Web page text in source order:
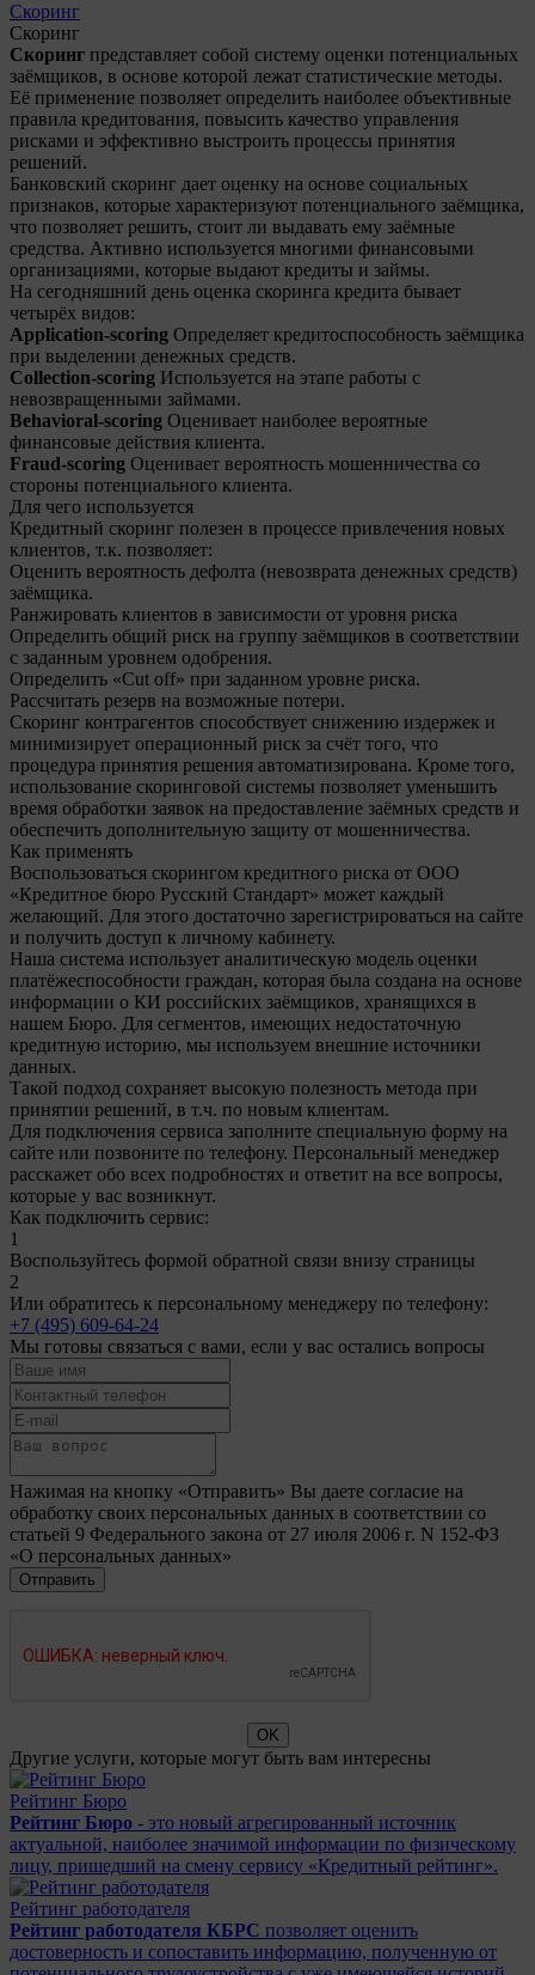
Скоринг
Скоринг
Скоринг представляет собой систему оценки потенциальных
заёмщиков, в основе которой лежат статистические методы.
Её применение позволяет определить наиболее объективные
правила кредитования, повысить качество управления
рисками и эффективно выстроить процессы принятия
решений.
Банковский скоринг дает оценку на основе социальных
признаков, которые характеризуют потенциального заёмщика,
что позволяет решить, стоит ли выдавать ему заёмные
средства. Активно используется многими финансовыми
организациями, которые выдают кредиты и займы.
На сегодняшний день оценка скоринга кредита бывает
четырёх видов:
Application-scoring Определяет кредитоспособность заёмщика
при выделении денежных средств.
Collection-scoring Используется на этапе работы с
невозвращенными займами.
Behavioral-scoring Оценивает наиболее вероятные
финансовые действия клиента.
Fraud-scoring Оценивает вероятность мошенничества со
стороны потенциального клиента.
Для чего используется
Кредитный скоринг полезен в процессе привлечения новых
клиентов, т.к. позволяет:
Оценить вероятность дефолта (невозврата денежных средств)
заёмщика.
Ранжировать клиентов в зависимости от уровня риска
Определить общий риск на группу заёмщиков в соответствии
с заданным уровнем одобрения.
Определить «Cut off» при заданном уровне риска.
Рассчитать резерв на возможные потери.
Скоринг контрагентов способствует снижению издержек и
минимизирует операционный риск за счёт того, что
процедура принятия решения автоматизирована. Кроме того,
использование скоринговой системы позволяет уменьшить
время обработки заявок на предоставление заёмных средств и
обеспечить дополнительную защиту от мошенничества.
Как применять
Воспользоваться скорингом кредитного риска от ООО
«Кредитное бюро Русский Стандарт» может каждый
желающий. Для этого достаточно зарегистрироваться на сайте
и получить доступ к личному кабинету.
Наша система использует аналитическую модель оценки
платёжеспособности граждан, которая была создана на основе
информации о КИ российских заёмщиков, хранящихся в
нашем Бюро. Для сегментов, имеющих недостаточную
кредитную историю, мы используем внешние источники
данных.
Такой подход сохраняет высокую полезность метода при
принятии решений, в т.ч. по новым клиентам.
Для подключения сервиса заполните специальную форму на
сайте или позвоните по телефону. Персональный менеджер
расскажет обо всех подробностях и ответит на все вопросы,
которые у вас возникнут.
Как подключить сервис:
1
Воспользуйтесь формой обратной связи внизу страницы
2
Или обратитесь к персональному менеджеру по телефону:
+7 (495) 609-64-24
Мы готовы связаться с вами, если у вас остались вопросы
Нажимая на кнопку «Отправить» Вы даете согласие на
обработку своих персональных данных в соответствии со
статьей 9 Федерального закона от 27 июля 2006 г. N 152-ФЗ
«О персональных данных»
Другие услуги, которые могут быть вам интересны
Рейтинг Бюро
Рейтинг Бюро - это новый агрегированный источник
актуальной, наиболее значимой информации по физическому
лицу, пришедший на смену сервису «Кредитный рейтинг».
Рейтинг работодателя
Рейтинг работодателя КБРС позволяет оценить
достоверность и сопоставить информацию, полученную от